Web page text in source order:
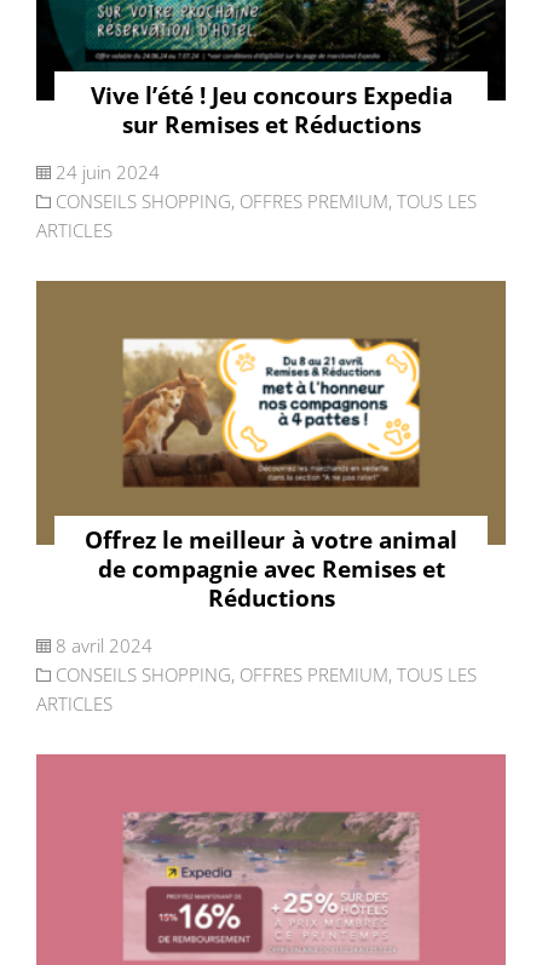
Vive l’été ! Jeu concours Expedia
sur Remises et Réductions
24 juin 2024
CONSEILS SHOPPING, OFFRES PREMIUM, TOUS LES
ARTICLES
Offrez le meilleur à votre animal
de compagnie avec Remises et
Réductions
8 avril 2024
CONSEILS SHOPPING, OFFRES PREMIUM, TOUS LES
ARTICLES